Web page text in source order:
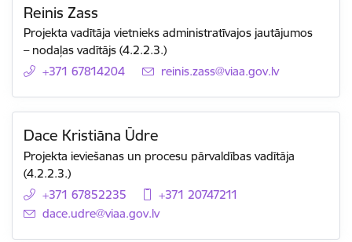
Reinis Zass
Projekta vadītāja vietnieks administratīvajos jautājumos
– nodaļas vadītājs (4.2.2.3.)
+371 67814204
E-pasts:
reinis.zass@viaa.gov.lv
Dace Kristiāna Ūdre
Projekta ieviešanas un procesu pārvaldības vadītāja
(4.2.2.3.)
+371 67852235
+371 20747211
E-pasts:
dace.udre@viaa.gov.lv